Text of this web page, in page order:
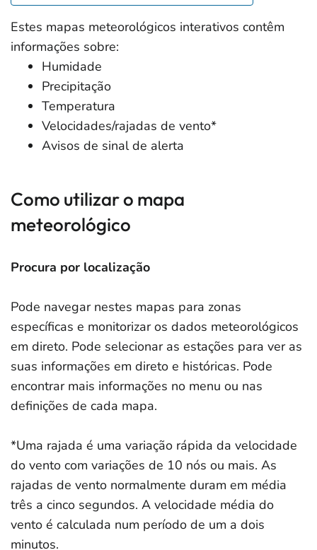
Estes mapas meteorológicos interativos contêm
informações sobre:
Humidade
Precipitação
Temperatura
Velocidades/rajadas de vento*
Avisos de sinal de alerta
Como utilizar o mapa
meteorológico
Procura por localização
Pode navegar nestes mapas para zonas
específicas e monitorizar os dados meteorológicos
em direto. Pode selecionar as estações para ver as
suas informações em direto e históricas. Pode
encontrar mais informações no menu ou nas
definições de cada mapa.
*Uma rajada é uma variação rápida da velocidade
do vento com variações de 10 nós ou mais. As
rajadas de vento normalmente duram em média
três a cinco segundos. A velocidade média do
vento é calculada num período de um a dois
minutos.